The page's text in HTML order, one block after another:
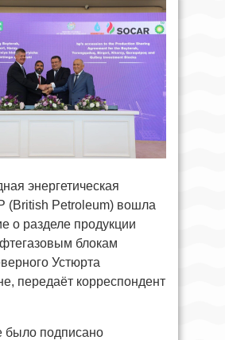
энергетическая
(British Petroleum) вошла
о разделе продукции
блокам
Устюрта
передаёт корреспондент
было подписано